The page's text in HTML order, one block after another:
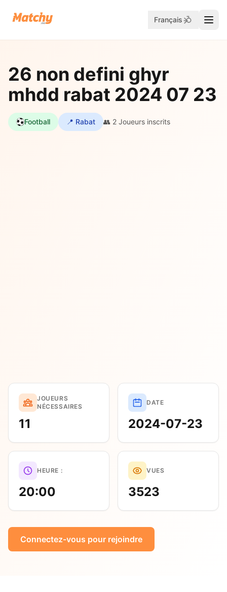
Français
26 non defini ghyr
mhdd rabat 2024 07 23
Football 📍 Rabat 👥 2 Joueurs inscrits
JOUEURS
NÉCESSAIRES
11
DATE
2024-07-23
HEURE :
20:00
VUES
3523
Connectez-vous pour rejoindre